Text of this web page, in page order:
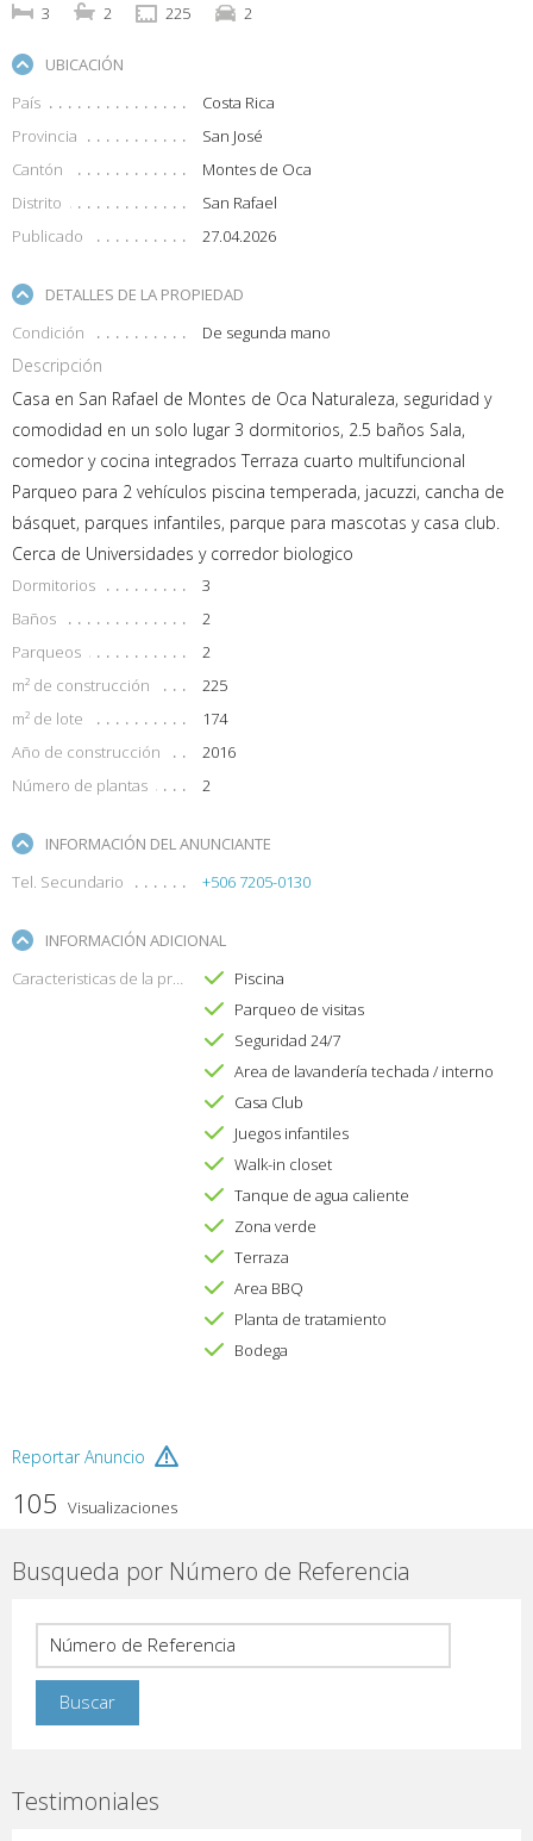
3 2 225 2
UBICACIÓN
País
Costa Rica
Provincia
San José
Cantón
Montes de Oca
Distrito
San Rafael
Publicado
27.04.2026
DETALLES DE LA PROPIEDAD
Condición
De segunda mano
Descripción
Casa en San Rafael de Montes de Oca Naturaleza, seguridad y
comodidad en un solo lugar 3 dormitorios, 2.5 baños Sala,
comedor y cocina integrados Terraza cuarto multifuncional
Parqueo para 2 vehículos piscina temperada, jacuzzi, cancha de
básquet, parques infantiles, parque para mascotas y casa club.
Cerca de Universidades y corredor biologico
Dormitorios
3
Baños
2
Parqueos
2
m² de construcción
225
m² de lote
174
Año de construcción
2016
Número de plantas
2
INFORMACIÓN DEL ANUNCIANTE
Tel. Secundario
+506 7205-0130
INFORMACIÓN ADICIONAL
Caracteristicas de la propiedad
Piscina
Parqueo de visitas
Seguridad 24/7
Area de lavandería techada / interno
Casa Club
Juegos infantiles
Walk-in closet
Tanque de agua caliente
Zona verde
Terraza
Area BBQ
Planta de tratamiento
Bodega
Reportar Anuncio
105 Visualizaciones
Busqueda por Número de Referencia
Testimoniales